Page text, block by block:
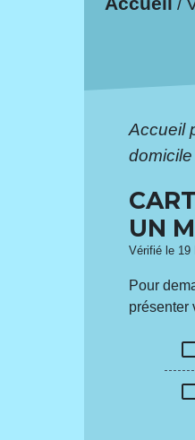
/
Accueil
UN
Vérifié le 19
Pour
présenter